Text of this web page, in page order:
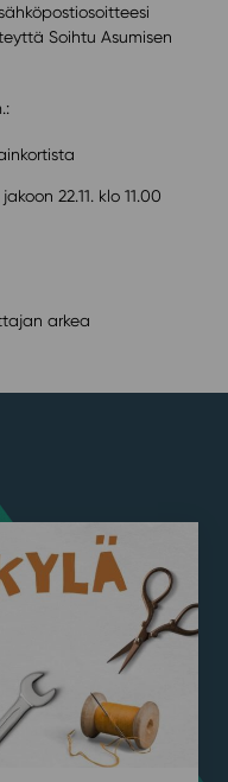
Soihtu Asumisen
22.11. klo 11.00
arkea